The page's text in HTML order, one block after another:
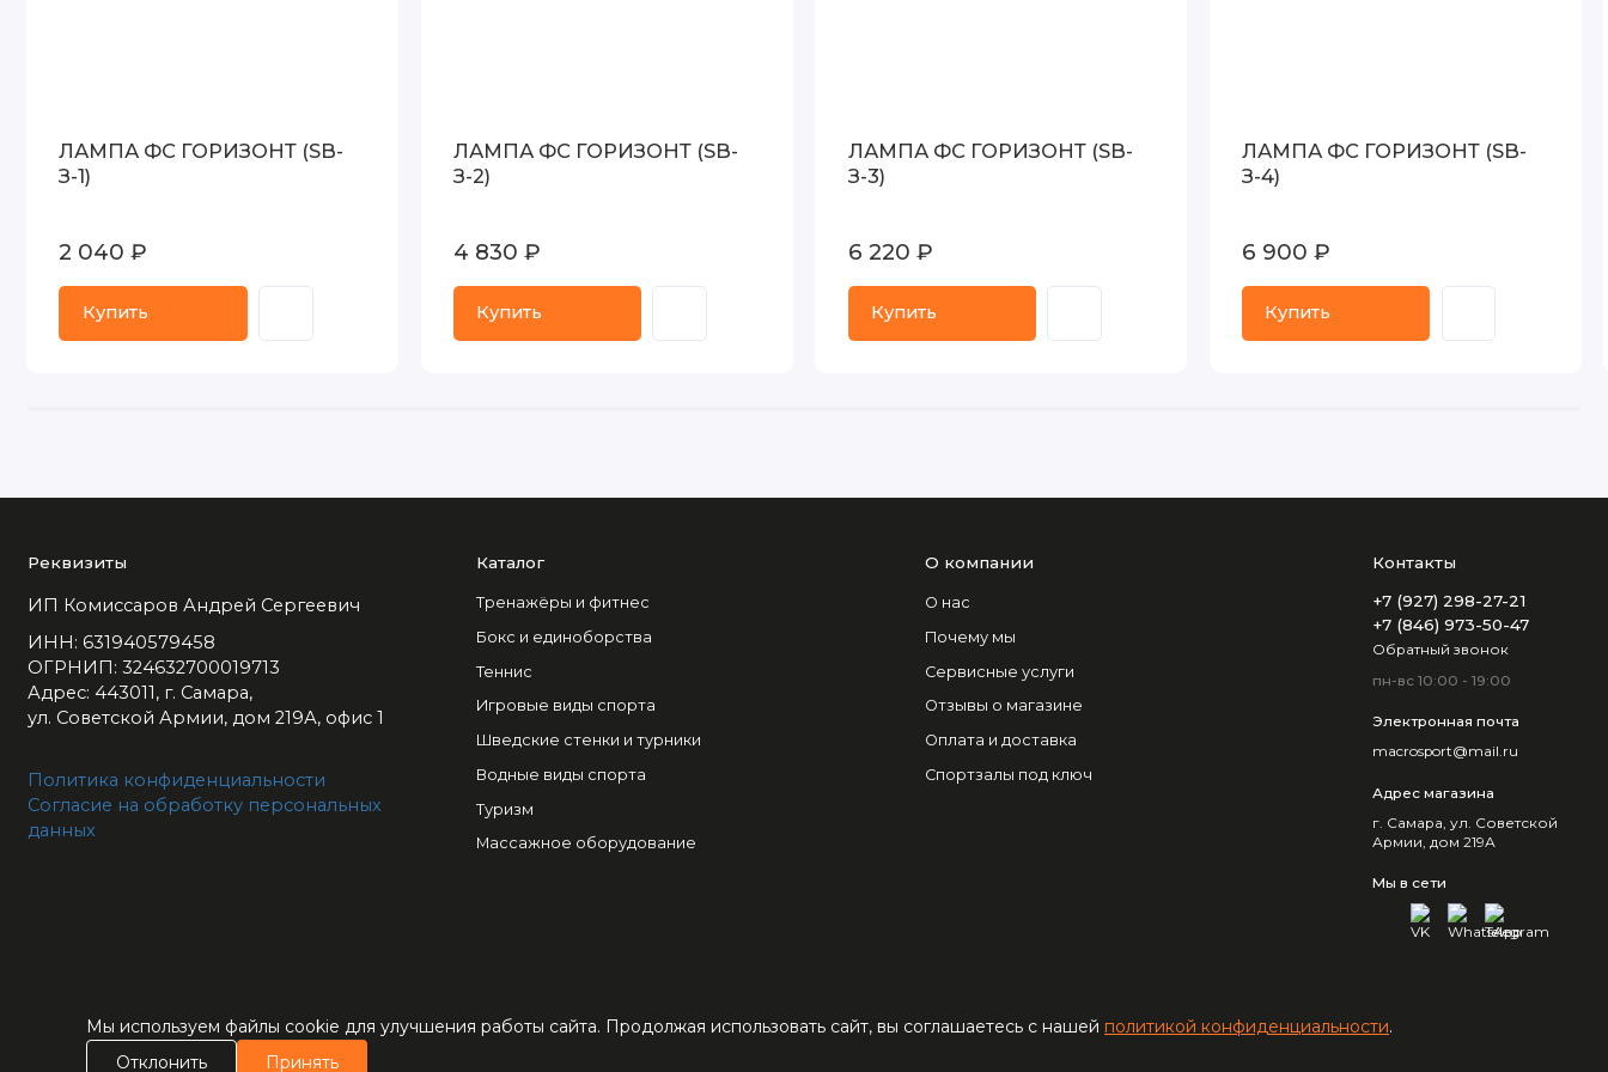
ЛАМПА ФС ГОРИЗОНТ (SB-
З-1)
2 040 ₽
Купить
ЛАМПА ФС ГОРИЗОНТ (SB-
З-2)
4 830 ₽
Купить
ЛАМПА ФС ГОРИЗОНТ (SB-
З-3)
6 220 ₽
Купить
ЛАМПА ФС ГОРИЗОНТ (SB-
З-4)
6 900 ₽
Купить
Реквизиты
ИП Комиссаров Андрей Сергеевич
ИНН: 631940579458
ОГРНИП: 324632700019713
Адрес: 443011, г. Самара,
ул. Советской Армии, дом 219А, офис 1
Политика конфиденциальности
Согласие на обработку персональных
данных
Каталог
Тренажёры и фитнес
Бокс и единоборства
Теннис
Игровые виды спорта
Шведские стенки и турники
Водные виды спорта
Туризм
Массажное оборудование
О компании
О нас
Почему мы
Сервисные услуги
Отзывы о магазине
Оплата и доставка
Спортзалы под ключ
Контакты
+7 (927) 298-27-21
+7 (846) 973-50-47
Обратный звонок
пн-вс 10:00 - 19:00
Электронная почта
macrosport@mail.ru
Адрес магазина
г. Самара, ул. Советской
Армии, дом 219А
Мы в сети
© 1992-2026 Интернет-магазин ЦЕНТРСПОРТ - большой выбор спортивных
товаров для активного отдыха и туризма в Самаре.
Мы используем файлы cookie для улучшения работы сайта. Продолжая использовать сайт, вы соглашаетесь с нашей политикой конфиденциальности.
Отклонить
Принять